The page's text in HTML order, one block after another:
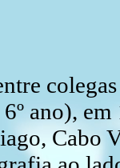
ano), em
Cabo